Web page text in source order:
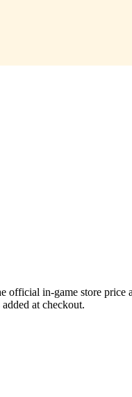
official in-game store
at checkout.